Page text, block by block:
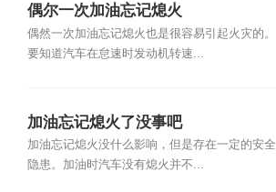
偶尔一次加油忘记熄火
偶然一次加油忘记熄火也是很容易引起火灾的。
要知道汽车在怠速时发动机转速...
加油忘记熄火了没事吧
加油忘记熄火没什么影响，但是存在一定的安全
隐患。加油时汽车没有熄火并不...